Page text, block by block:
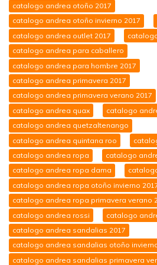
catalogo andrea otoño 2017
catalogo andrea otoño invierno 2017
catalogo andrea outlet 2017
catalogo andrea para caballero
catalogo andrea para hombre 2017
catalogo andrea primavera 2017
catalogo andrea primavera verano 2017
catalogo andrea quax
catalogo
catalogo andrea quetzaltenango
catalogo andrea quintana roo
catalogo andrea ropa
catalogo
catalogo andrea ropa dama
catalogo andrea ropa otoño invierno
catalogo andrea ropa primavera verano
catalogo andrea rossi
catalogo
catalogo andrea sandalias 2017
catalogo andrea sandalias otoño
catalogo andrea sandalias primavera